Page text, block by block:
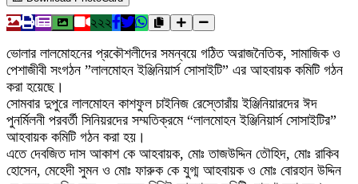
২২২
ভোলার লালমোহনের প্রকৌশলীদের সমন্বয়ে গঠিত অরাজনৈতিক, সামাজিক ও
পেশাজীবী সংগঠন ‍”লালমোহন ইঞ্জিনিয়ার্স সোসাইটি” এর আহবায়ক কমিটি গঠন
করা হয়েছে।
সোমবার দুপুরে লালমোহন কাশফুল চাইনিজ রেস্তোরাঁয় ইঞ্জিনিয়ারদের ঈদ
পুনর্মিলনী পরবর্তী সিনিয়রদের সম্মতিক্রমে “লালমোহন ইঞ্জিনিয়ার্স সোসাইটির”
আহবায়ক কমিটি গঠন করা হয়।
এতে দেবজিত দাস আকাশ কে আহবায়ক, মোঃ তাজউদ্দিন তৌহিদ, মোঃ রাকিব
হোসেন, মেহেদী সুমন ও মোঃ ফারুক কে যুগ্ম আহবায়ক ও মোঃ বোরহান উদ্দিন